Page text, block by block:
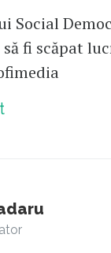
Social
fi scăpat